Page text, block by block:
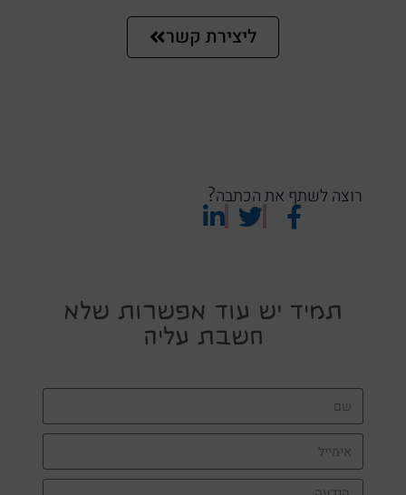
ליצירת קשר
רוצה לשתף את הכתבה?
תמיד יש עוד אפשרות שלא
חשבת עליה